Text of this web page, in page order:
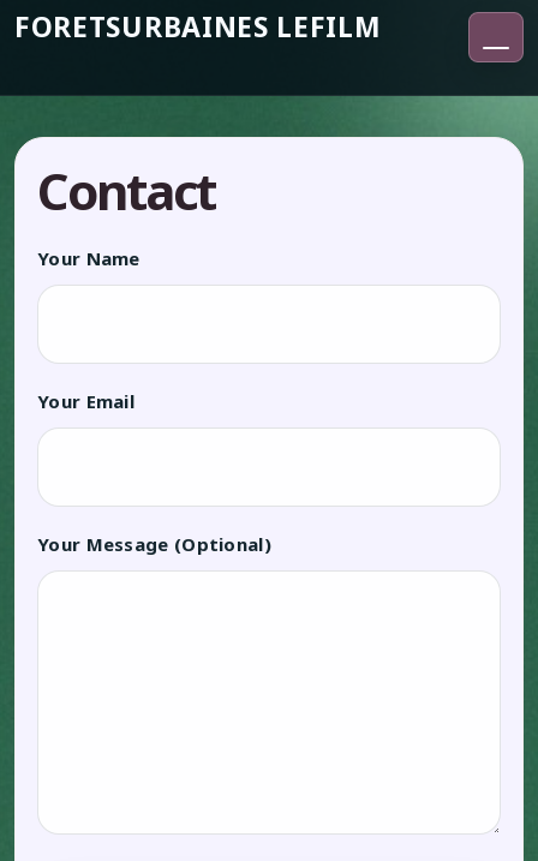
Skip to content
FORETSURBAINES LEFILM
INOVAȚII MODERNE ÎN
Search
Contact
Your Name
Your Email
Your Message (Optional)